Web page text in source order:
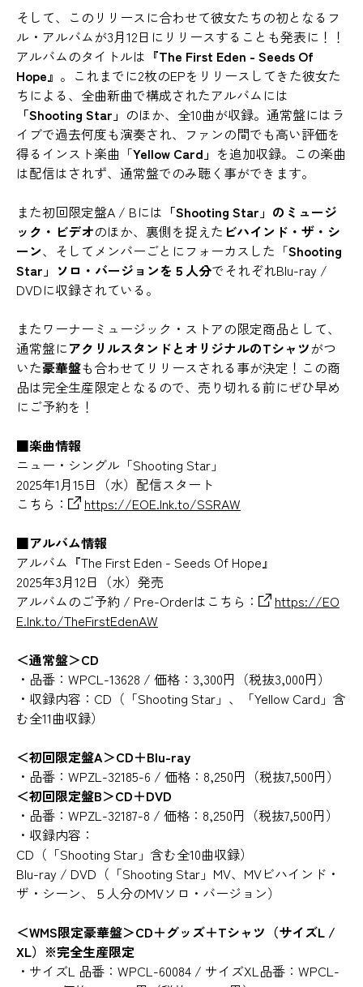
そして、このリリースに合わせて彼女たちの初となるフ
ル・アルバムが3月12日にリリースすることも発表に！！
アルバムのタイトルは 『The First Eden - Seeds Of
Hope』 。これまでに2枚のEPをリリースしてきた彼女た
ちによる、全曲新曲で構成されたアルバムには
「Shooting Star」 のほか、全10曲が収録。通常盤にはラ
イブで過去何度も演奏され、ファンの間でも高い評価を
得るインスト楽曲「Yellow Card」 を追加収録。この楽曲
は配信はされず、通常盤でのみ聴く事ができます。
また初回限定盤A / Bには 「Shooting Star」のミュージ
ック・ビデオのほか、裏側を捉えた ビハインド・ザ・シ
ーン、そしてメンバーごとにフォーカスした「Shooting
Star」ソロ・バージョンを５人分でそれぞれBlu-ray /
DVDに収録されている。
またワーナーミュージック・ストアの限定商品として、
通常盤にアクリルスタンドとオリジナルのTシャツがつ
いた豪華盤も合わせてリリースされる事が決定！この商
品は完全生産限定となるので、売り切れる前にぜひ早め
にご予約を！
■楽曲情報
ニュー・シングル「Shooting Star」
2025年1月15日（水）配信スタート
こちら：
https://EOE.lnk.to/SSRAW
■アルバム情報
アルバム『The First Eden - Seeds Of Hope』
2025年3月12日（水）発売
アルバムのご予約 / Pre-Orderはこちら：
https://EO
E.lnk.to/TheFirstEdenAW
＜通常盤＞CD
・品番：WPCL-13628 / 価格：3,300円（税抜3,000円）
・収録内容：CD（「Shooting Star」、「Yellow Card」含
む全11曲収録）
＜初回限定盤A＞CD＋Blu-ray
・品番：WPZL-32185-6 / 価格：8,250円（税抜7,500円）
＜初回限定盤B＞CD＋DVD
・品番：WPZL-32187-8 / 価格：8,250円（税抜7,500円）
・収録内容：
CD（「Shooting Star」含む全10曲収録）
Blu-ray / DVD（「Shooting Star」MV、MVビハインド・
ザ・シーン、５人分のMVソロ・バージョン）
＜WMS限定豪華盤＞CD＋グッズ＋Tシャツ（サイズL /
XL）※完全生産限定
・サイズL 品番：WPCL-60084 / サイズXL品番：WPCL-